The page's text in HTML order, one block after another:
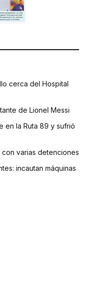
cerca del Hospital
de Lionel Messi
en la Ruta 89 y sufrió
con varias detenciones
incautan máquinas